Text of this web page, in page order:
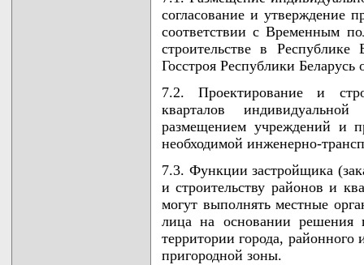
согласование и утверждение
соответствии с Временным
строительстве в Республике
Госстроя Республики
7.2. Проектирование и
кварталов
размещением учреждений и
необходимой инженерно-
7.3. Функции застройщика
и строительству районов и
могут выполнять местные
лица на основании решения
территории города, районного
пригородной зоны.